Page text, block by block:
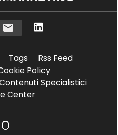
Tags
Rss Feed
Policy
Specialistici
Center